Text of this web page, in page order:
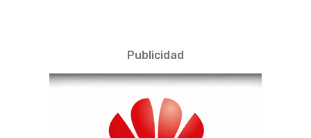
Publicidad